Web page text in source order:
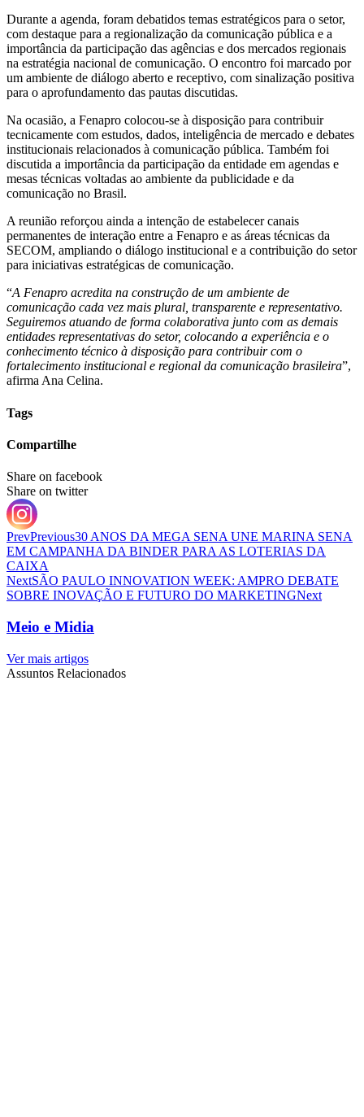
Durante a agenda, foram debatidos temas estratégicos para o setor,
com destaque para a regionalização da comunicação pública e a
importância da participação das agências e dos mercados regionais
na estratégia nacional de comunicação. O encontro foi marcado por
um ambiente de diálogo aberto e receptivo, com sinalização positiva
para o aprofundamento das pautas discutidas.
Na ocasião, a Fenapro colocou-se à disposição para contribuir
tecnicamente com estudos, dados, inteligência de mercado e debates
institucionais relacionados à comunicação pública. Também foi
discutida a importância da participação da entidade em agendas e
mesas técnicas voltadas ao ambiente da publicidade e da
comunicação no Brasil.
A reunião reforçou ainda a intenção de estabelecer canais
permanentes de interação entre a Fenapro e as áreas técnicas da
SECOM, ampliando o diálogo institucional e a contribuição do setor
para iniciativas estratégicas de comunicação.
“A Fenapro acredita na construção de um ambiente de
comunicação cada vez mais plural, transparente e representativo.
Seguiremos atuando de forma colaborativa junto com as demais
entidades representativas do setor, colocando a experiência e o
conhecimento técnico à disposição para contribuir com o
fortalecimento institucional e regional da comunicação brasileira”,
afirma Ana Celina.
Tags
Compartilhe
Share on facebook
Share on twitter
PrevPrevious30 ANOS DA MEGA SENA UNE MARINA SENA
EM CAMPANHA DA BINDER PARA AS LOTERIAS DA
CAIXA
NextSÃO PAULO INNOVATION WEEK: AMPRO DEBATE
SOBRE INOVAÇÃO E FUTURO DO MARKETINGNext
Meio e Midia
Ver mais artigos
Assuntos Relacionados